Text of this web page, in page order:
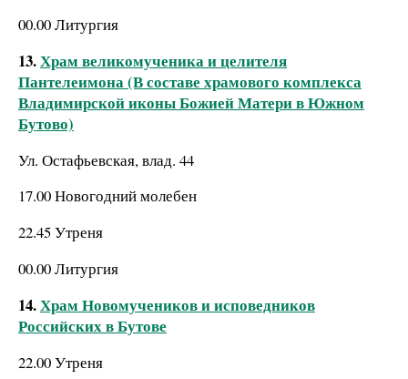
00.00 Литургия
13.Храм великомученика и целителя
Пантелеимона (В составе храмового комплекса
Владимирской иконы Божией Матери в Южном
Бутово)
Ул. Остафьевская, влад. 44
17.00 Новогодний молебен
22.45 Утреня
00.00 Литургия
14.Храм Новомучеников и исповедников
Российских в Бутове
22.00 Утреня